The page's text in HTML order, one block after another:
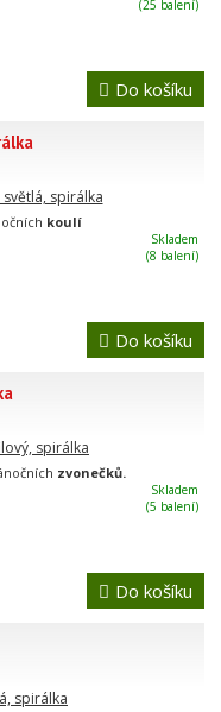
(25 balení)
Do košíku
koulí
Skladem
(8 balení)
Do košíku
zvonečků.
Skladem
(5 balení)
Do košíku